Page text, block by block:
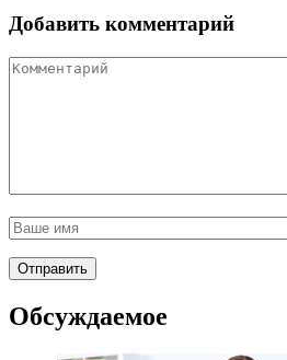
Добавить комментарий
Обсуждаемое